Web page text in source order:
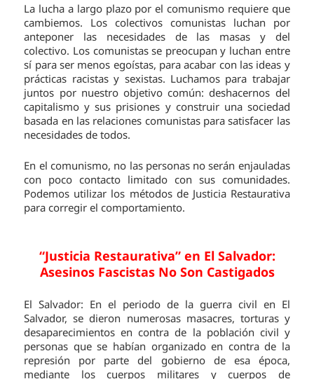
La lucha a largo plazo por el comunismo requiere que
cambiemos. Los colectivos comunistas luchan por
anteponer las necesidades de las masas y del
colectivo. Los comunistas se preocupan y luchan entre
sí para ser menos egoístas, para acabar con las ideas y
prácticas racistas y sexistas. Luchamos para trabajar
juntos por nuestro objetivo común: deshacernos del
capitalismo y sus prisiones y construir una sociedad
basada en las relaciones comunistas para satisfacer las
necesidades de todos.
En el comunismo, no las personas no serán enjauladas
con poco contacto limitado con sus comunidades.
Podemos utilizar los métodos de Justicia Restaurativa
para corregir el comportamiento.
“Justicia Restaurativa” en El Salvador:
Asesinos Fascistas No Son Castigados
El Salvador: En el periodo de la guerra civil en El
Salvador, se dieron numerosas masacres, torturas y
desaparecimientos en contra de la población civil y
personas que se habían organizado en contra de la
represión por parte del gobierno de esa época,
mediante los cuerpos militares y cuerpos de